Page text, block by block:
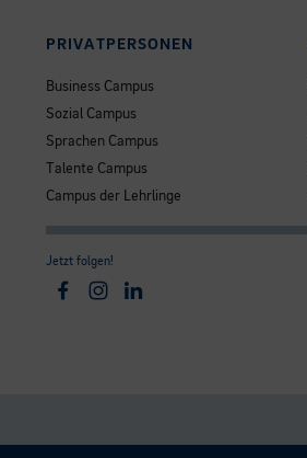
PRIVATPERSONEN
Business Campus
Sozial Campus
Sprachen Campus
Talente Campus
Campus der Lehrlinge
Jetzt folgen!
Facebook
Instagram
Linkedin